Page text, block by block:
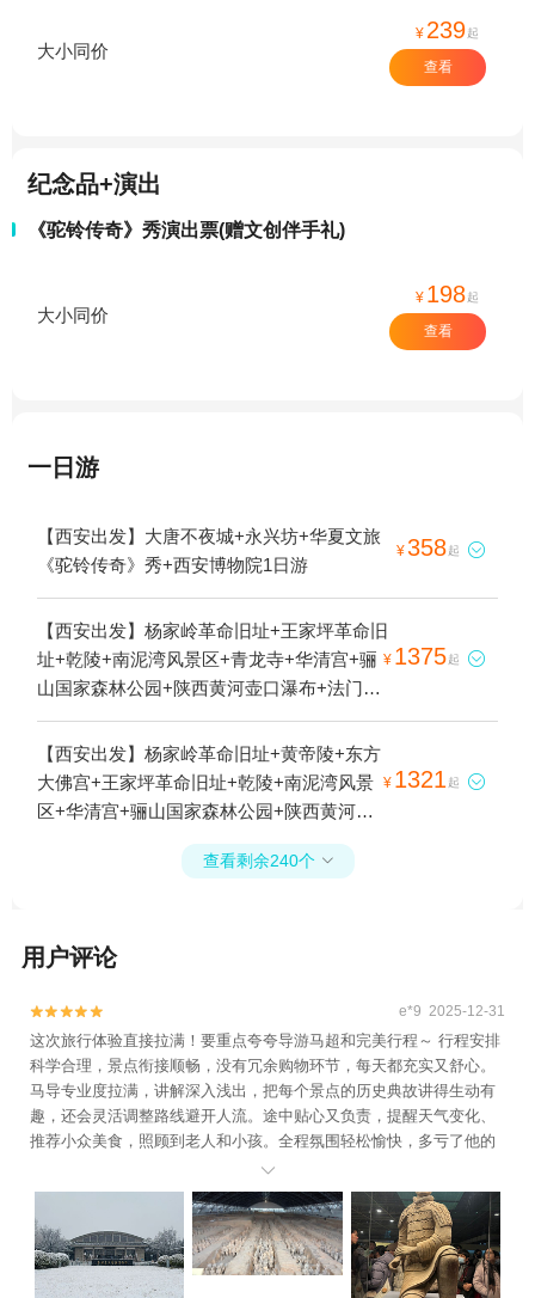
大小同价
¥ 239起
查看
纪念品+演出
《驼铃传奇》秀演出票(赠文创伴手礼)
大小同价
¥ 198起
查看
一日游
【西安出发】大唐不夜城+永兴坊+华夏文旅
《驼铃传奇》秀+西安博物院1日游
¥358起 
【西安出发】杨家岭革命旧址+王家坪革命旧
址+乾陵+南泥湾风景区+青龙寺+华清宫+骊
山国家森林公园+陕西黄河壶口瀑布+法门文
化景区+大雁塔+秦始皇帝陵博物院(兵马
俑)+枣园革命旧址+华山+大兴善寺+茂陵博物
馆+西安碑林博物馆+陕西历史博物馆+西安
城墙+回民街+大雁塔北广场+《长恨歌》演
+卧龙寺+大唐不夜城+书院门+钟鼓楼广场
+陕西考古博物馆+黄帝陵轩辕庙+大慈恩寺7
日游
¥ 1375起 
【西安出发】杨家岭革命旧址+黄帝陵+东方
大佛宫+王家坪革命旧址+乾陵+南泥湾风景
区+华清宫+骊山国家森林公园+陕西黄河壶
口瀑布+法门文化景区+大雁塔+秦始皇帝陵
博物院(兵马俑)+西安事变纪念馆+枣园革命
+小雁塔遗址公园+历史舞台剧《延安保育
延安》+延安1938文化街区+西安事变旧址五
间厅+《12.12》西安事变演出+永兴坊+《驼
铃传奇》秀+《复活的军团》演出+秦始皇兵
马俑1号陪葬坑+秦兵马俑三号坑遗址6日游
¥ 1321 起 
查看剩余240个 
用户评论

 e*9 2025-12-31
这次旅行体验直接拉满！要重点夸夸导游马超和完美行程～ 行程安排
科学合理，景点衔接顺畅，没有冗余购物环节，每天都充实又舒心。
马导专业度拉满，讲解深入浅出，把每个景点的历史典故讲得生动有
趣，还会灵活调整路线避开人流。途中贴心又负责，提醒天气变化、
推荐小众美食，照顾到老人和小孩。全程氛围轻松愉快，多亏了他的
用心和行程的精心规划，这趟旅程太值了，已经推荐给身边朋友啦！
